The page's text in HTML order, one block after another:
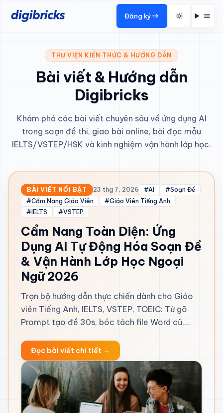
Đăng ký
THƯ VIỆN KIẾN THỨC & HƯỚNG DẪN
Bài viết & Hướng dẫn
Digibricks
Khám phá các bài viết chuyên sâu về ứng dụng AI
trong soạn đề thi, giao bài online, bài đọc mẫu
IELTS/VSTEP/HSK và kinh nghiệm vận hành lớp học.
BÀI VIẾT NỔI BẬT 23 thg 7, 2026 #AI
#Soạn Đề
#Cẩm Nang Giáo Viên
#Giáo Viên Tiếng Anh
#IELTS
#VSTEP
Cẩm Nang Toàn Diện: Ứng
Dụng AI Tự Động Hóa Soạn Đề
& Vận Hành Lớp Học Ngoại
Ngữ 2026
Trọn bộ hướng dẫn thực chiến dành cho Giáo
viên Tiếng Anh, IELTS, VSTEP, TOEIC: Từ gõ
Prompt tạo đề 30s, bóc tách file Word cũ,
Đọc bài viết chi tiết →